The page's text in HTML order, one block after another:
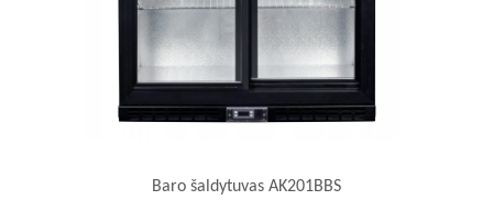
Baro šaldytuvas AK201BBS